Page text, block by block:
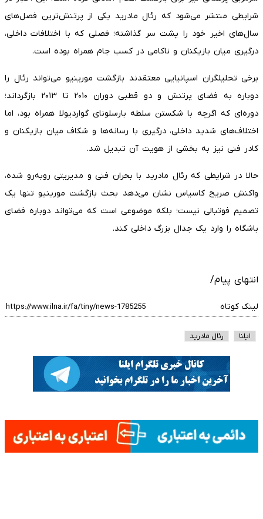
شرایطی منتشر می‌شود که رئال مادرید یکی از پرتنش‌ترین فصل‌های
سال‌های اخیر خود را پشت سر گذاشته؛ فصلی که با اختلافات داخلی،
درگیری میان بازیکنان و ناکامی در کسب جام همراه بوده است.
برخی تحلیلگران اسپانیایی معتقدند بازگشت مورینیو می‌تواند رئال را
دوباره به فضای پرتنش و دو قطبی دوران ۲۰۱۰ تا ۲۰۱۳ بازگرداند؛
دوره‌ای که اگرچه با شکستن سلطه بارسلونای گواردیولا همراه بود، اما
اختلاف‌های شدید داخلی، درگیری با رسانه‌ها و شکاف میان بازیکنان و
کادر فنی نیز به بخشی از هویت آن تبدیل شد.
حالا در شرایطی که رئال مادرید با بحران فنی و مدیریتی روبه‌رو شده،
واکنش صریح کاسیاس نشان می‌دهد بحث بازگشت مورینیو تنها یک
تصمیم فوتبالی نیست؛ بلکه موضوعی است که می‌تواند دوباره فضای
باشگاه را وارد یک جدال بزرگ داخلی کند.
انتهای پیام/
لینک کوتاه
ایلنا رئال مادرید